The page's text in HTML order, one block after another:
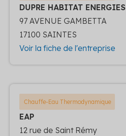
DUPRE HABITAT ENERGIES
97 AVENUE GAMBETTA
17100 SAINTES
Voir la fiche de l'entreprise
Chauffe-Eau Thermodynamique
EAP
12 rue de Saint Rémy